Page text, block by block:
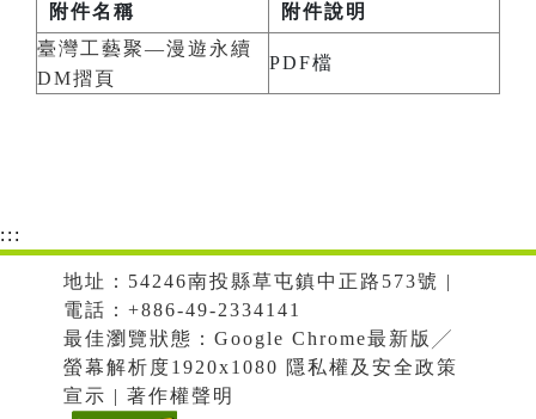
附件名稱
附件說明
臺灣工藝聚—漫遊永續
DM摺頁
PDF檔
:::
地址：54246南投縣草屯鎮中正路573號 |
電話：+886-49-2334141
最佳瀏覽狀態：Google Chrome最新版╱
螢幕解析度1920x1080 隱私權及安全政策
宣示 | 著作權聲明